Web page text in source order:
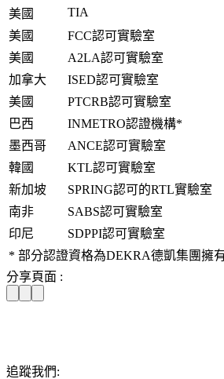
美國
TIA
美國
FCC認可實驗室
美國
A2LA認可實驗室
加拿大
ISED認可實驗室
美國
PTCRB認可實驗室
巴西
INMETRO認證機構*
墨西哥
ANCE認可實驗室
韓國
KTL認可實驗室
新加坡
SPRING認可的RTL實驗室
南非
SABS認可實驗室
印尼
SDPPI認可實驗室
* 部分認證資格為DEKRA德凱集團擁
分享頁面 :
追蹤我們: